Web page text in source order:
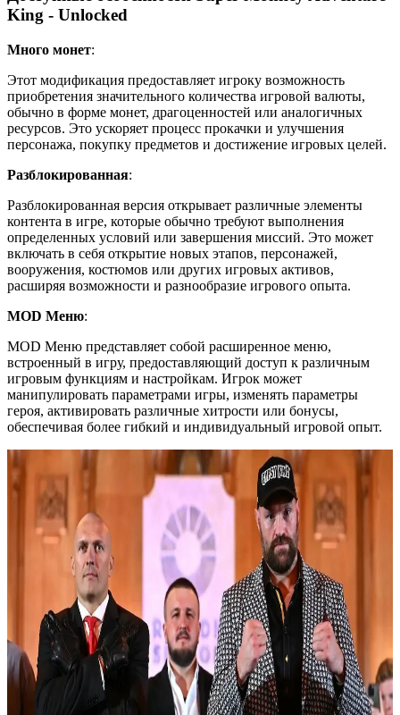
King - Unlocked
Много монет:
Этот модификация предоставляет игроку возможность
приобретения значительного количества игровой валюты,
обычно в форме монет, драгоценностей или аналогичных
ресурсов. Это ускоряет процесс прокачки и улучшения
персонажа, покупку предметов и достижение игровых целей.
Разблокированная:
Разблокированная версия открывает различные элементы
контента в игре, которые обычно требуют выполнения
определенных условий или завершения миссий. Это может
включать в себя открытие новых этапов, персонажей,
вооружения, костюмов или других игровых активов,
расширяя возможности и разнообразие игрового опыта.
MOD Меню:
MOD Меню представляет собой расширенное меню,
встроенный в игру, предоставляющий доступ к различным
игровым функциям и настройкам. Игрок может
манипулировать параметрами игры, изменять параметры
героя, активировать различные хитрости или бонусы,
обеспечивая более гибкий и индивидуальный игровой опыт.